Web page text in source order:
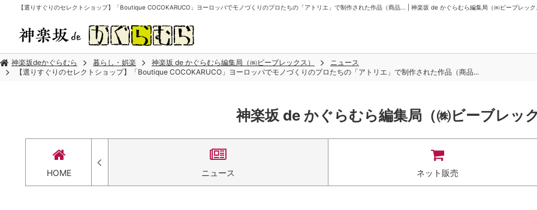
【選りすぐりのセレクトショップ】「Boutique COCOKARUCO」ヨーロッパでモノづくりのプロたちの「アトリエ」で制作された作品（商品... | 神楽坂 de かぐらむら編集局（㈱ビーブレック
神楽坂deかぐらむら 暮らし・娯楽 神楽坂 de かぐらむら編集局（㈱ビーブレックス）
ニュース
【選りすぐりのセレクトショップ】「Boutique COCOKARUCO」ヨーロッパでモノづくりのプロたちの「アトリエ」で制作された作品（商品...
神楽坂 de かぐらむら編集局（㈱ビーブレッ
HOME ニュース ネット販売